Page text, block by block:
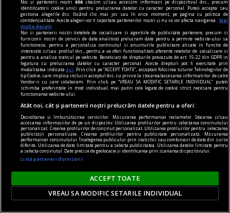
cititori
„Insula” care unește. Cum aduni într-un spațiu
mic o comunitate de cititori?
O comunitate de cititori nu are nevoie de o sală
mare sau de bugete generoase. Are nevoie de
intenție clară, organizare și cărți potrivite.
Noi și partenerii noștri606 stocăm și/sau accesăm informații pe dispozitivul dvs., precum
identificatorii cookie unici pentru prelucrarea datelor cu caracter personal. Puteți accepta sau
gestiona alegerile dvs. făcând clic mai jos sau în orice moment, pe pagina cu politica de
confidențialitate. Aceste alegeri vor fi raportate partenerilor noștri și nu vă vor afecta navigarea.
Mai
multe detalii
Noi si partenerii nostri (retelele de socializare si agentiile de publicitate partenere, precum si
furnizorii nostri de servicii de date analitice) prelucram date pentru a permite website-ului sa
functioneze, pentru a personaliza continutul si anunturile publicitare afisate in functie de
interesele si/sau profilul dvs., pentru a va oferi functionalitati aferente retelelor de socializare si
pentru a analiza traficul pe website. Beneficiati de drepturile prevazute de art. 15-22 din GDPR in
legatura cu prelucrarea datelor cu caracter personal. Aceste drepturi pot fi exercitate prin
modalitatea indicataaici
. Prin click pe “ACCEPT TOATE”, acceptati folosirea tuturor Tehnologiilor de
tip Cookie, care implica inclusiv acceptul dvs. cu privire la stocarea/accesarea informatiilor de catre
Vendor-ii cu care colaboram. Prin click pe “VREAU SA MODIFIC SETARILE INDIVIDUAL” puteti
schimba preferintele in mod individual, mai putin cele legate de cookie strict necesare pentru
functionarea website-ului.
Atât noi, cât și partenerii noștri prelucrăm datele pentru a oferi:
Dezvoltarea și îmbunătățirea serviciilor. Măsurarea performanței reclamelor. Stocarea și/sau
accesarea informațiilor de pe un dispozitiv. Utilizarea profilurilor pentru selectarea conținutului
personalizat. Crearea profilurilor de conținut personalizat. Utilizarea profilurilor pentru selectarea
publicității personalizate. Crearea profilurilor pentru publicitate personalizată. Măsurarea
performanței conținutului. Înțelegerea publicului prin statistici sau combinații de date din surse
diferite. Utilizarea de date limitate pentru a selecta publicitatea. Utilizarea datelor limitate pentru
a selecta conținutul. Date precise de geolocație și identificarea prin scanarea dispozitivului.
Listă parteneri (furnizori)
ACCEPT TOATE
VREAU SA MODIFIC SETARILE INDIVIDUAL